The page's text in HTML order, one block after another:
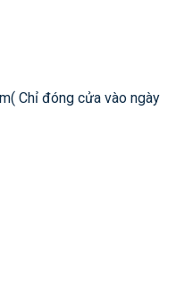
Chỉ đóng cửa vào ngày